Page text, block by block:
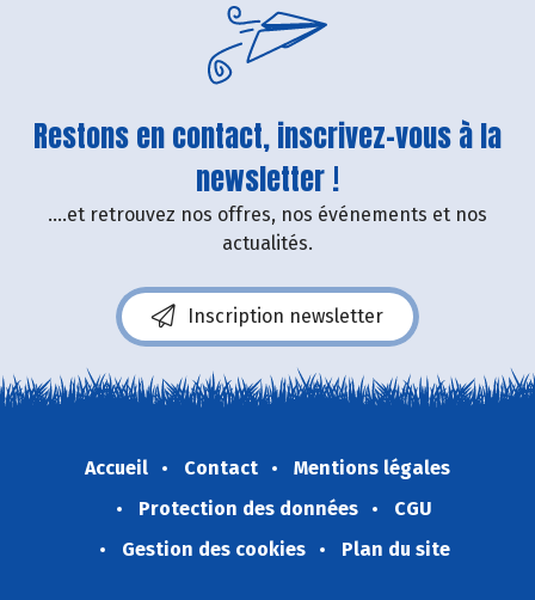
Restons en contact, inscrivez-vous à la
newsletter !
....et retrouvez nos offres, nos événements et nos
actualités.
Inscription newsletter
Accueil Contact
Mentions légales
Protection des données
CGU
Gestion des cookies
Plan du site